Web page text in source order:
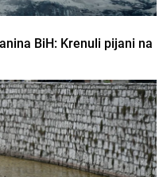
BiH: Krenuli pijani na